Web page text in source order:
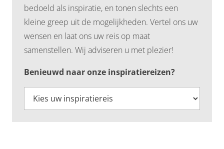
bedoeld als inspiratie, en tonen slechts een
kleine greep uit de mogelijkheden. Vertel ons uw
wensen en laat ons uw reis op maat
samenstellen. Wij adviseren u met plezier!
Benieuwd naar onze inspiratiereizen?